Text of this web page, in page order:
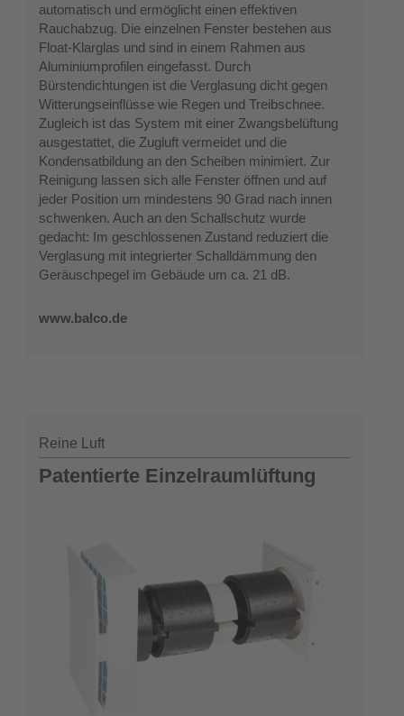
automatisch und ermöglicht einen effektiven
Rauchabzug. Die einzelnen Fenster bestehen aus
Float-Klarglas und sind in einem Rahmen aus
Aluminiumprofilen eingefasst. Durch
Bürstendichtungen ist die Verglasung dicht gegen
Witterungseinflüsse wie Regen und Treibschnee.
Zugleich ist das System mit einer Zwangsbelüftung
ausgestattet, die Zugluft vermeidet und die
Kondensatbildung an den Scheiben minimiert. Zur
Reinigung lassen sich alle Fenster öffnen und auf
jeder Position um mindestens 90 Grad nach innen
schwenken. Auch an den Schallschutz wurde
gedacht: Im geschlossenen Zustand reduziert die
Verglasung mit integrierter Schalldämmung den
Geräuschpegel im Gebäude um ca. 21 dB.
www.balco.de
Reine Luft
Patentierte Einzelraumlüftung